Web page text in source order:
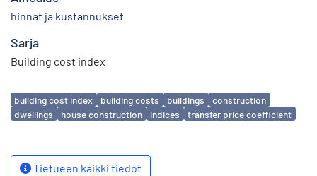
hinnat ja kustannukset
Sarja
Building cost index
Avainsanat
building cost index building costs buildings
construction
dwellings
house construction indices transfer price coefficient
Tietueen kaikki tiedot